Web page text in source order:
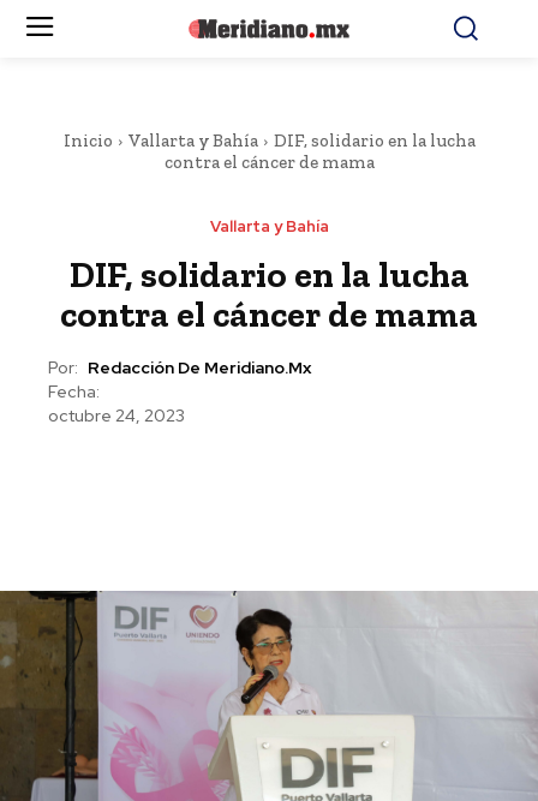
Inicio Vallarta y Bahía
DIF, solidario en la lucha
contra el cáncer de mama
Vallarta y Bahía
DIF, solidario en la lucha
contra el cáncer de mama
Por: Redacción De Meridiano.mx
Fecha:
octubre 24, 2023